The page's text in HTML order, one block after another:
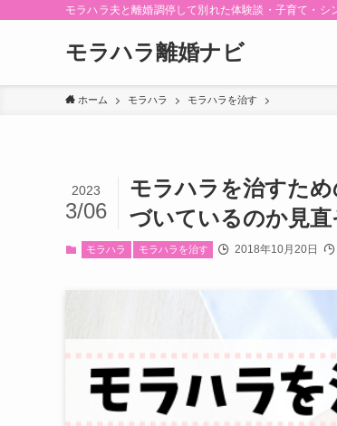
モラハラ夫と離婚調停して別れた体験談・子育て・
モラハラ離婚ナビ
ホーム モラハラ モラハラを治す
モラハラを治すた
づいているのか見直
2023
3/06
モラハラ モラハラを治す 2018年10月20日